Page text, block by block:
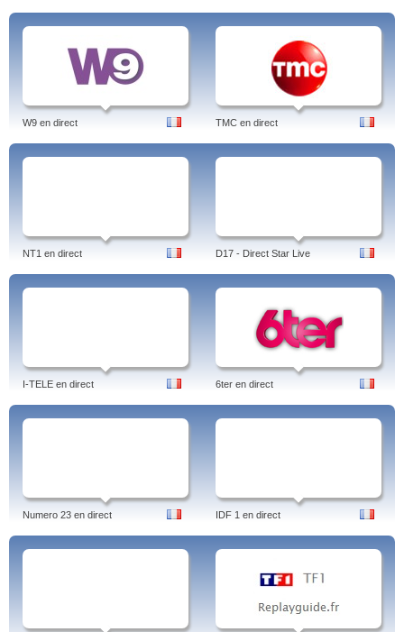
W9 en direct TMC en direct
NT1 en direct D17 - Direct Star Live
I-TELE en direct 6ter en direct
Numero 23 en direct IDF 1 en direct